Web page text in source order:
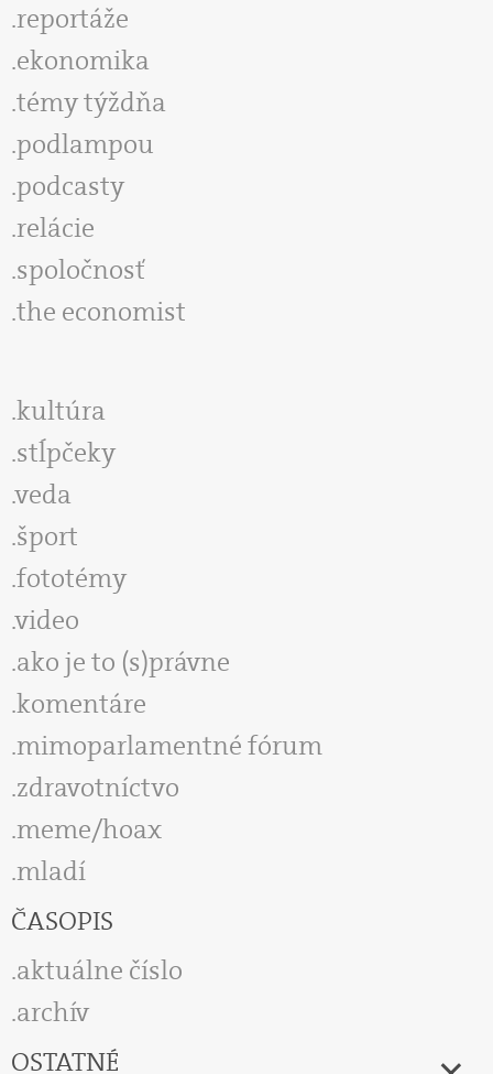
reportáže
ekonomika
témy týždňa
podlampou
podcasty
relácie
spoločnosť
the economist
kultúra
stĺpčeky
veda
šport
fototémy
video
ako je to (s)právne
komentáre
mimoparlamentné fórum
zdravotníctvo
meme/hoax
mladí
ČASOPIS
aktuálne číslo
archív
OSTATNÉ